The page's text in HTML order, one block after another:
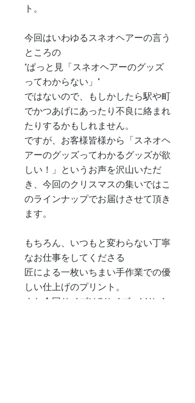
ト。
今回はいわゆるスネオヘアーの言う
ところの
"ぱっと見「スネオヘアーのグッズ
ってわからない」"
ではないので、もしかしたら駅や町
でかつあげにあったり不良に絡まれ
たりするかもしれません。
ですが、お客様皆様から「スネオヘ
アーのグッズってわかるグッズが欲
しい！」というお声を沢山いただ
き、今回のクリスマスの集いではこ
のラインナップでお届けさせて頂き
ます。
もちろん、いつもと変わらない丁寧
なお仕事をしてくださる
匠による一枚いちまい手作業での優
しい仕上げのプリント。
また今回サイズはSサイズ・Mサイ